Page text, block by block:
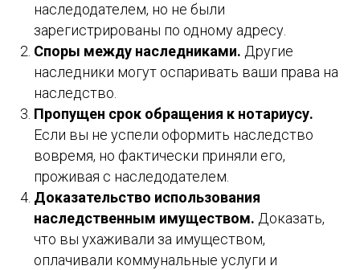
наследодателем, но не были
зарегистрированы по одному адресу.
Споры между наследниками. Другие
наследники могут оспаривать ваши права на
наследство.
Пропущен срок обращения к нотариусу.
Если вы не успели оформить наследство
вовремя, но фактически приняли его,
проживая с наследодателем.
Доказательство использования
наследственным имуществом. Доказать,
что вы ухаживали за имуществом,
оплачивали коммунальные услуги и